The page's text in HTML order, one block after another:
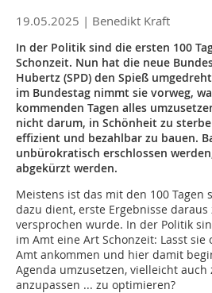
19.05.2025 | Benedikt Kraft
In der Politik sind die ersten 100
Schonzeit. Nun hat die neue
Hubertz (SPD) den Spieß
im Bundestag nimmt sie vorweg,
kommenden Tagen alles
nicht darum, in Schönheit zu
effizient und bezahlbar zu bauen.
unbürokratisch erschlossen
abgekürzt werden.
Meistens ist das mit den 100 Tagen
dazu dient, erste Ergebnisse daraus
versprochen wurde. In der Politik
im Amt eine Art Schonzeit: Lasst
Amt ankommen und hier damit
Agenda umzusetzen, vielleicht auch
anzupassen ... zu optimieren?